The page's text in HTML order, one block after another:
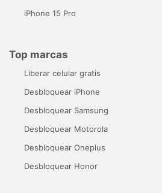
iPhone 15 Pro
Top marcas
Liberar celular gratis
Desbloquear iPhone
Desbloquear Samsung
Desbloquear Motorola
Desbloquear Oneplus
Desbloquear Honor